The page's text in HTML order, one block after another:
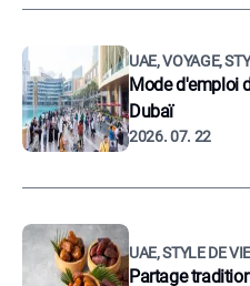
UAE, VOYAGE,
Mode d'emploi
Dubaï
2026. 07. 22
UAE, STYLE DE VIE
Partage